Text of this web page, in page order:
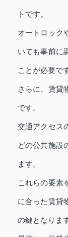
トです。
オートロック
いても事前に
ことが必要で
さらに、賃貸
です。
交通アクセス
どの公共施設
ます。
これらの要素
に合った賃貸
の鍵となりま